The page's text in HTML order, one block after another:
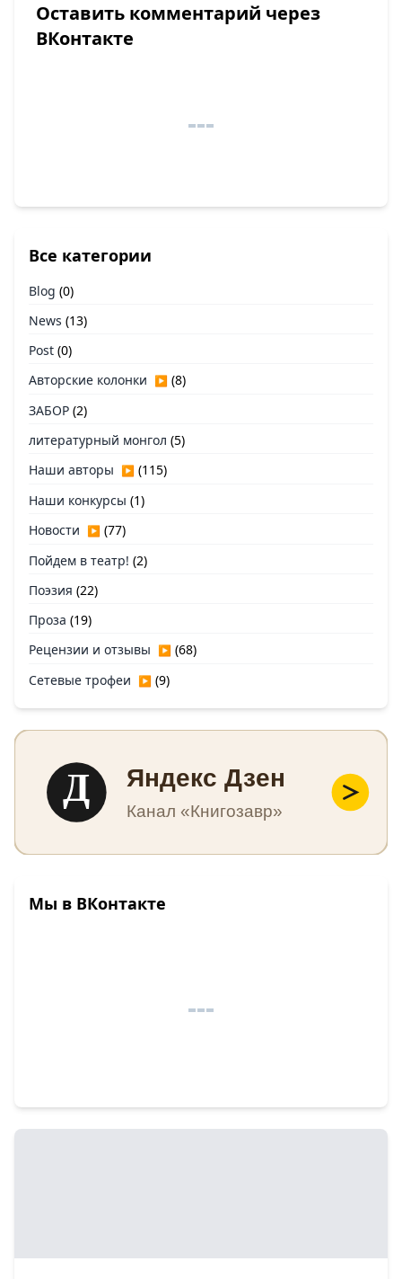
Оставить комментарий через
ВКонтакте
Все категории
Blog (0)
News (13)
Post (0)
Авторские колонки ▶ (8)
ЗАБОР (2)
литературный монгол (5)
Наши авторы ▶ (115)
Наши конкурсы (1)
Новости ▶ (77)
Пойдем в театр! (2)
Поэзия (22)
Проза (19)
Рецензии и отзывы ▶ (68)
Сетевые трофеи ▶ (9)
Д Яндекс Дзен
Канал «Книгозавр»
Мы в ВКонтакте